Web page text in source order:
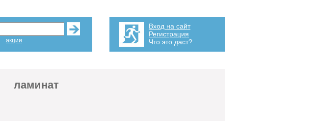
акции
Вход на сайт
Регистрация
Что это даст?
ламинат